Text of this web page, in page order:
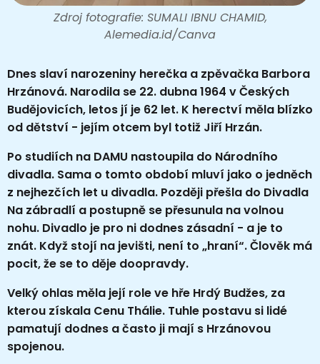
Zdroj fotografie: SUMALI IBNU CHAMID,
Alemedia.id/Canva
Dnes slaví narozeniny herečka a zpěvačka Barbora
Hrzánová. Narodila se 22. dubna 1964 v Českých
Budějovicích, letos jí je 62 let. K herectví měla blízko
od dětství - jejím otcem byl totiž Jiří Hrzán.
Po studiích na DAMU nastoupila do Národního
divadla. Sama o tomto období mluví jako o jedněch
z nejhezčích let u divadla. Později přešla do Divadla
Na zábradlí a postupně se přesunula na volnou
nohu. Divadlo je pro ni dodnes zásadní - a je to
znát. Když stojí na jevišti, není to „hraní“. Člověk má
pocit, že se to děje doopravdy.
Velký ohlas měla její role ve hře Hrdý Budžes, za
kterou získala Cenu Thálie. Tuhle postavu si lidé
pamatují dodnes a často ji mají s Hrzánovou
spojenou.